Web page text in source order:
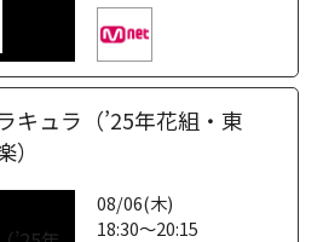
キュラ（’25年花組・東
08/06(木)
18:30～20:15